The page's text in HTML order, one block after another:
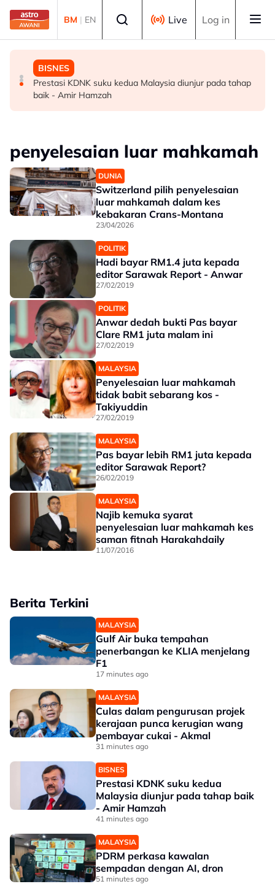
Skip to main content
BM | EN Live Log in
MALAYSIA
Gulf Air buka tempahan penerbangan ke KLIA
menjelang F1
MALAYSIA
Culas dalam pengurusan projek kerajaan punca
kerugian wang pembayar cukai - Akmal
BISNES
Prestasi KDNK suku kedua Malaysia diunjur pada tahap
baik - Amir Hamzah
penyelesaian luar mahkamah
DUNIA
Switzerland pilih penyelesaian
luar mahkamah dalam kes
kebakaran Crans-Montana
23/04/2026
POLITIK
Hadi bayar RM1.4 juta kepada
editor Sarawak Report - Anwar
27/02/2019
POLITIK
Anwar dedah bukti Pas bayar
Clare RM1 juta malam ini
27/02/2019
MALAYSIA
Penyelesaian luar mahkamah
tidak babit sebarang kos -
Takiyuddin
27/02/2019
MALAYSIA
Pas bayar lebih RM1 juta kepada
editor Sarawak Report?
26/02/2019
MALAYSIA
Najib kemuka syarat
penyelesaian luar mahkamah kes
saman fitnah Harakahdaily
11/07/2016
Berita Terkini
MALAYSIA
Gulf Air buka tempahan
penerbangan ke KLIA menjelang
F1
17 minutes ago
MALAYSIA
Culas dalam pengurusan projek
kerajaan punca kerugian wang
pembayar cukai - Akmal
31 minutes ago
BISNES
Prestasi KDNK suku kedua
Malaysia diunjur pada tahap baik
- Amir Hamzah
41 minutes ago
MALAYSIA
PDRM perkasa kawalan
sempadan dengan AI, dron
51 minutes ago